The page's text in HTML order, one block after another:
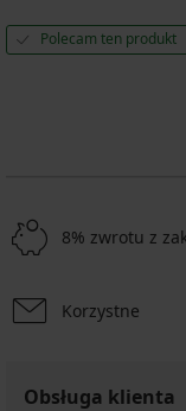
Polecam ten produkt
8% zwrotu z
Korzystne
Obsługa klienta